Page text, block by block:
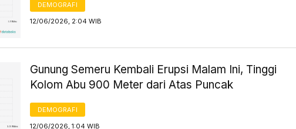
DEMOGRAFI
12/06/2026, 2:04 WIB
Gunung Semeru Kembali Erupsi Malam Ini, Tinggi
Kolom Abu 900 Meter dari Atas Puncak
DEMOGRAFI
12/06/2026, 1:04 WIB